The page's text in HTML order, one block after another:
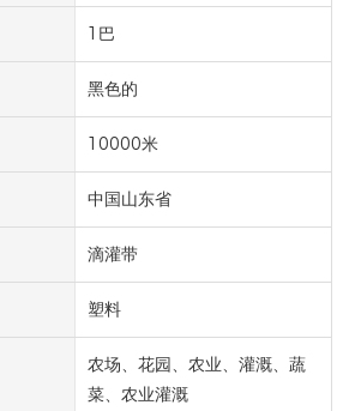
1巴
黑色的
10000米
中国山东省
滴灌带
塑料
农场、花园、农业、灌溉、蔬
菜、农业灌溉